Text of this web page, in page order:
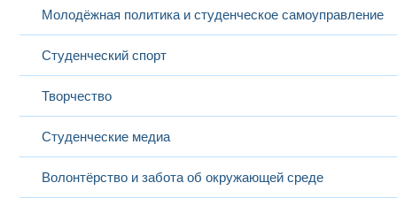
Молодёжная политика и студенческое самоуправление
Студенческий спорт
Творчество
Студенческие медиа
Волонтёрство и забота об окружающей среде